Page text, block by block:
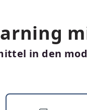
in den